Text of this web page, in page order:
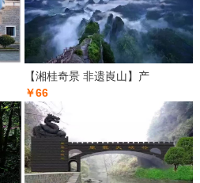
【湘桂奇景 非遗崀山】产
￥66